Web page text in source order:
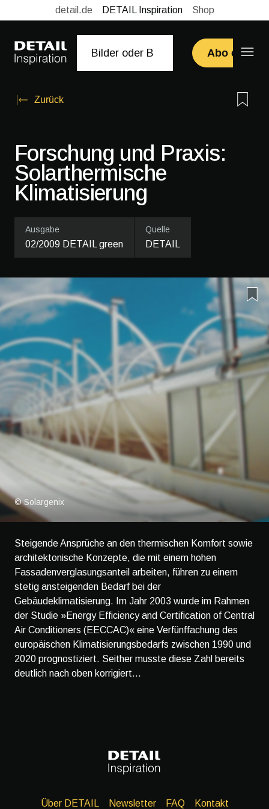
detail.de DETAIL Inspiration Shop
Abo
Zurück
Forschung und Praxis:
Solarthermische
Klimatisierung
Ausgabe
02/2009 DETAIL green
Quelle
DETAIL
© Solargenix
Steigende Ansprüche an den thermischen Komfort sowie
architektonische Konzepte, die mit einem hohen
Fassadenverglasungsanteil arbeiten, führen zu einem
stetig ansteigenden Bedarf bei der
Gebäudeklimatisierung. Im Jahr 2003 wurde im Rahmen
der Studie »Energy Efficiency and Certification of Central
Air Conditioners (EECCAC)« eine Verfünffachung des
europäischen Klimatisierungsbedarfs zwischen 1990 und
2020 prognostiziert. Seither musste diese Zahl bereits
deutlich nach oben korrigiert...
Über DETAIL Newsletter FAQ Kontakt